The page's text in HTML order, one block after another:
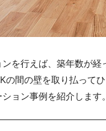
を行えば、築年数が
の間の壁を取り払って
ョン事例を紹介します。